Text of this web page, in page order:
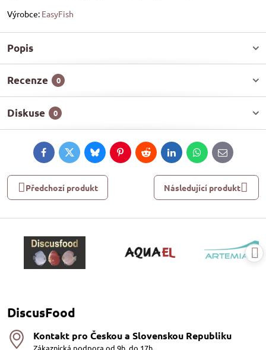
Výrobce: EasyFish
Popis
Recenze 0
Diskuse 0
FacebookTwitterBlueskyPinterestRedditLinkedInWhatsApp
E-
mail
Předchozí produkt Následující produkt
DiscusFood
Kontakt pro Českou a Slovenskou Republiku
Zákaznická podpora od 9h. do 17h.